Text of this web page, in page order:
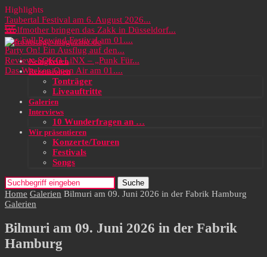
Highlights
Taubertal Festival am 6. August 2026...
Wolfmother bringen das Zakk in Düsseldorf...
Das Full Rewind Festival am 01....
Party On! Ein Ausflug auf den...
Review: SOKO LiNX – „Punk Für...
Das Wacken Open Air am 01....
Neuigkeiten
Rezensionen
Tonträger
Liveauftritte
Galerien
Interviews
10 Wunderfragen an …
Wir präsentieren
Konzerte/Touren
Festivals
Songs
Suche
Home Galerien Bilmuri am 09. Juni 2026 in der Fabrik Hamburg
Galerien
Bilmuri am 09. Juni 2026 in der Fabrik
Hamburg